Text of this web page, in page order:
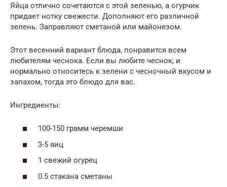
Яйца отлично сочетаются с этой зеленью, а огурчик
придает нотку свежести. Дополняют его различной
зелень. Заправляют сметаной или майонезом.
Этот весенний вариант блюда, понравится всем
любителям чеснока. Если вы любите чеснок, и
нормально относитесь к зелени с чесночный вкусом и
запахом, тогда это блюдо для вас.
Ингредиенты:
100-150 грамм черемши
3-5 яиц
1 свежий огурец
0.5 стакана сметаны